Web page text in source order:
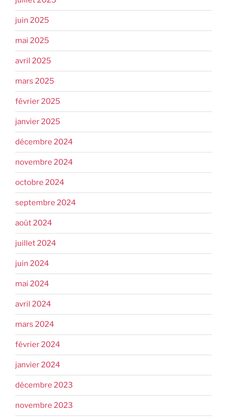
juin 2025
mai 2025
avril 2025
mars 2025
février 2025
janvier 2025
décembre 2024
novembre 2024
octobre 2024
septembre 2024
août 2024
juillet 2024
juin 2024
mai 2024
avril 2024
mars 2024
février 2024
janvier 2024
décembre 2023
novembre 2023